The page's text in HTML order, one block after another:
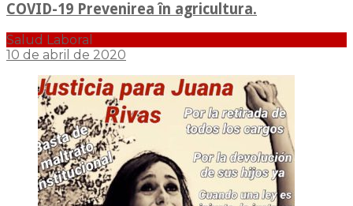
COVID-19 Prevenirea în agricultura.
Salud Laboral
10 de abril de 2020